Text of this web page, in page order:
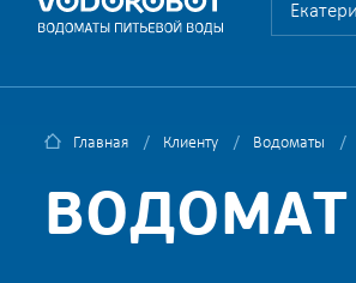
Главная Клиенту Водоматы